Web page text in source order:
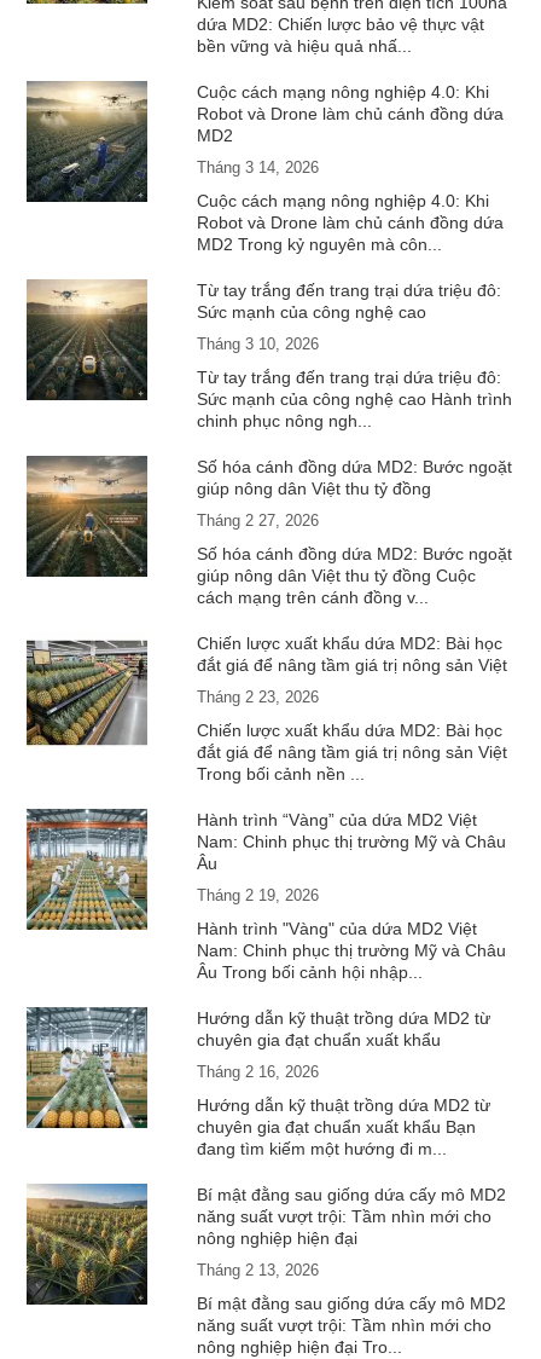
dứa MD2: Chiến lược bảo vệ thực vật
bền vững và hiệu quả nhấ...
Cuộc cách mạng nông nghiệp 4.0: Khi
Robot và Drone làm chủ cánh đồng dứa
MD2
Tháng 3 14, 2026
Cuộc cách mạng nông nghiệp 4.0: Khi
Robot và Drone làm chủ cánh đồng dứa
MD2 Trong kỷ nguyên mà côn...
Từ tay trắng đến trang trại dứa triệu đô:
Sức mạnh của công nghệ cao
Tháng 3 10, 2026
Từ tay trắng đến trang trại dứa triệu đô:
Sức mạnh của công nghệ cao Hành trình
chinh phục nông ngh...
Số hóa cánh đồng dứa MD2: Bước ngoặt
giúp nông dân Việt thu tỷ đồng
Tháng 2 27, 2026
Số hóa cánh đồng dứa MD2: Bước ngoặt
giúp nông dân Việt thu tỷ đồng Cuộc
cách mạng trên cánh đồng v...
Chiến lược xuất khẩu dứa MD2: Bài học
đắt giá để nâng tầm giá trị nông sản Việt
Tháng 2 23, 2026
Chiến lược xuất khẩu dứa MD2: Bài học
đắt giá để nâng tầm giá trị nông sản Việt
Trong bối cảnh nền ...
Hành trình “Vàng” của dứa MD2 Việt
Nam: Chinh phục thị trường Mỹ và Châu
Âu
Tháng 2 19, 2026
Hành trình "Vàng" của dứa MD2 Việt
Nam: Chinh phục thị trường Mỹ và Châu
Âu Trong bối cảnh hội nhập...
Hướng dẫn kỹ thuật trồng dứa MD2 từ
chuyên gia đạt chuẩn xuất khẩu
Tháng 2 16, 2026
Hướng dẫn kỹ thuật trồng dứa MD2 từ
chuyên gia đạt chuẩn xuất khẩu Bạn
đang tìm kiếm một hướng đi m...
Bí mật đằng sau giống dứa cấy mô MD2
năng suất vượt trội: Tầm nhìn mới cho
nông nghiệp hiện đại
Tháng 2 13, 2026
Bí mật đằng sau giống dứa cấy mô MD2
năng suất vượt trội: Tầm nhìn mới cho
nông nghiệp hiện đại Tro...